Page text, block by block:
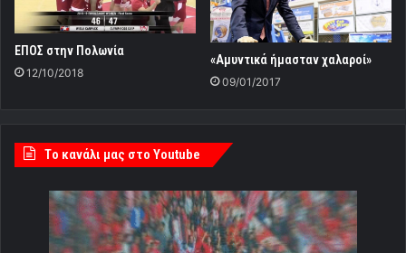
ΕΠΟΣ στην Πολωνία
12/10/2018
«Αμυντικά ήμασταν χαλαροί»
09/01/2017
Tο κανάλι μας στο Youtube